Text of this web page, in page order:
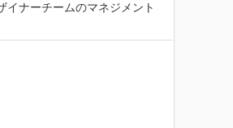
ナーチームのマネジメント